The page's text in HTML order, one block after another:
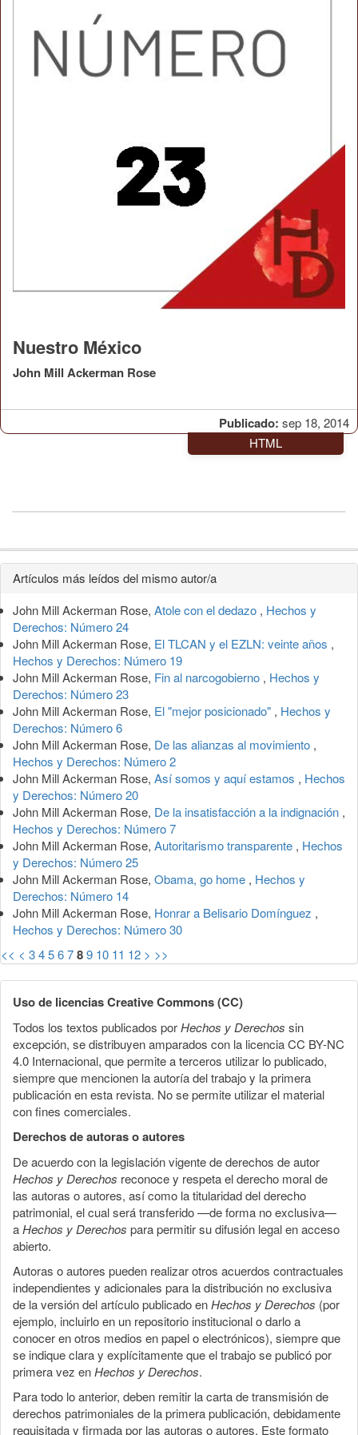
Publicado: sep 18, 2014
Nuestro México
John Mill Ackerman Rose
HTML
Detalles
del
artículo
Artículos más leídos del mismo autor/a
John Mill Ackerman Rose, Atole con el dedazo , Hechos y
Derechos: Número 24
John Mill Ackerman Rose, El TLCAN y el EZLN: veinte años ,
Hechos y Derechos: Número 19
John Mill Ackerman Rose, Fin al narcogobierno , Hechos y
Derechos: Número 23
John Mill Ackerman Rose, El "mejor posicionado" , Hechos y
Derechos: Número 6
John Mill Ackerman Rose, De las alianzas al movimiento ,
Hechos y Derechos: Número 2
John Mill Ackerman Rose, Así somos y aquí estamos , Hechos
y Derechos: Número 20
John Mill Ackerman Rose, De la insatisfacción a la indignación ,
Hechos y Derechos: Número 7
John Mill Ackerman Rose, Autoritarismo transparente , Hechos
y Derechos: Número 25
John Mill Ackerman Rose, Obama, go home , Hechos y
Derechos: Número 14
John Mill Ackerman Rose, Honrar a Belisario Domínguez ,
Hechos y Derechos: Número 30
<< < 3456789 10 11 12 > >>
Uso de licencias Creative Commons (CC)
Todos los textos publicados porHechos y Derechos sin
excepción, se distribuyen amparados con la licencia CC BY-NC
4.0 Internacional, que permite a terceros utilizar lo publicado,
siempre que mencionen la autoría del trabajo y la primera
publicación en esta revista. No se permite utilizar el material
con fines comerciales.
Derechos de autoras o autores
De acuerdo con la legislación vigente de derechos de autor
Hechos y Derechos reconoce y respeta el derecho moral de
las autoras o autores, así como la titularidad del derecho
patrimonial, el cual será transferido —de forma no exclusiva—
aHechos y Derechos para permitir su difusión legal en acceso
abierto.
Autoras o autores pueden realizar otros acuerdos contractuales
independientes y adicionales para la distribución no exclusiva
de la versión del artículo publicado enHechos y Derechos (por
ejemplo, incluirlo en un repositorio institucional o darlo a
conocer en otros medios en papel o electrónicos), siempre que
se indique clara y explícitamente que el trabajo se publicó por
primera vez enHechos y Derechos.
Para todo lo anterior, deben remitir la carta de transmisión de
derechos patrimoniales de la primera publicación, debidamente
requisitada y firmada por las autoras o autores. Este formato